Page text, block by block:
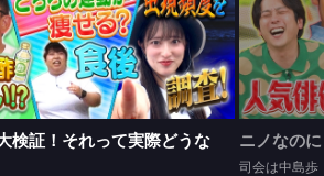
大検証！それって実際どうなの会
食後のお酢に驚きの効果！？食前と食後、運動するなら？
検証！それって実際どうな
司会は中
ニノなのに
司会は中島歩